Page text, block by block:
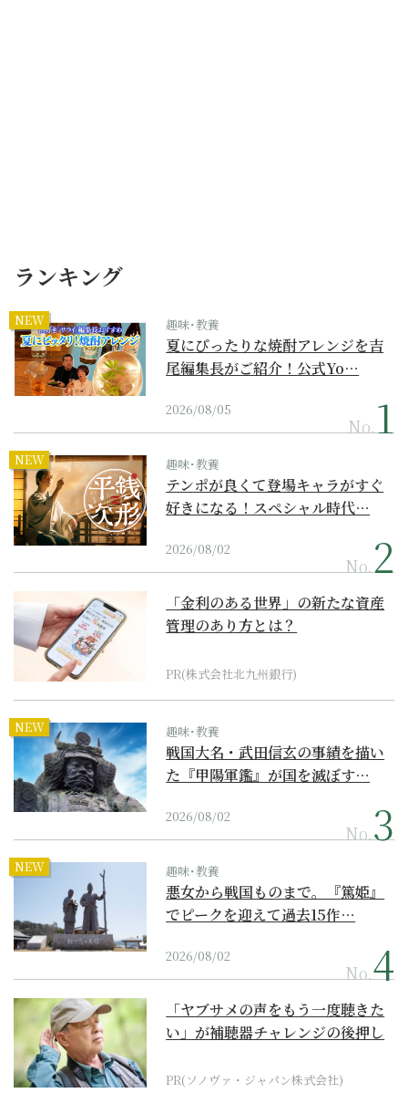
ランキング
NEW 趣味･教養
夏にぴったりな焼酎アレンジを吉
尾編集長がご紹介！公式Yo…
2026/08/05
No.
NEW 趣味･教養
テンポが良くて登場キャラがすぐ
好きになる！スペシャル時代…
2026/08/02
No.
「金利のある世界」の新たな資産
管理のあり方とは？
PR(株式会社北九州銀行)
NEW 趣味･教養
戦国大名・武田信玄の事績を描い
た『甲陽軍鑑』が国を滅ぼす…
2026/08/02
No.
NEW 趣味･教養
悪女から戦国ものまで。『篤姫』
でピークを迎えて過去15作…
2026/08/02
No.
「ヤブサメの声をもう一度聴きた
い」が補聴器チャレンジの後押し
PR(ソノヴァ・ジャパン株式会社)